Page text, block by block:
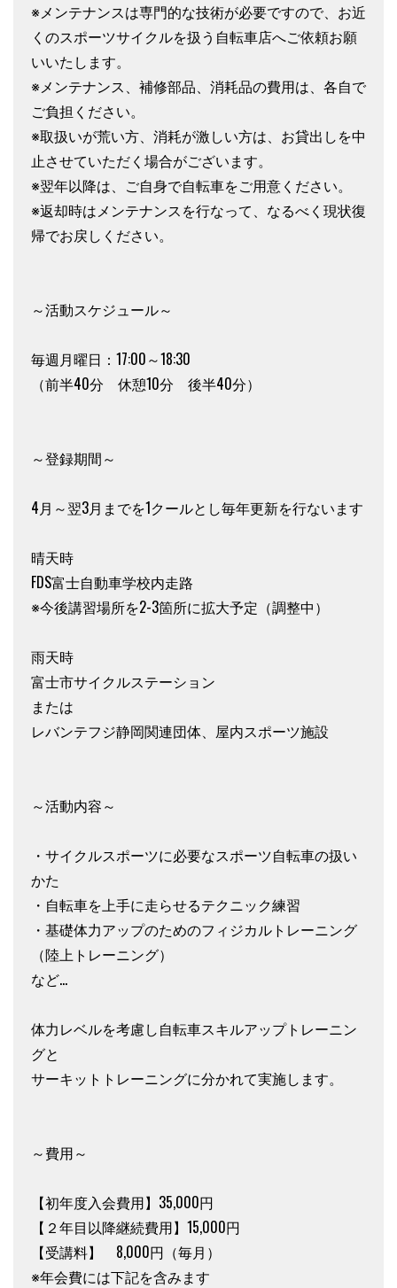
※メンテナンスは専門的な技術が必要ですので、お近
くのスポーツサイクルを扱う自転車店へご依頼お願
いいたします。
※メンテナンス、補修部品、消耗品の費用は、各自で
ご負担ください。
※取扱いが荒い方、消耗が激しい方は、お貸出しを中
止させていただく場合がございます。
※翌年以降は、ご自身で自転車をご用意ください。
※返却時はメンテナンスを行なって、なるべく現状復
帰でお戻しください。
～活動スケジュール～
毎週月曜日：17:00～18:30
（前半40分 休憩10分 後半40分）
～登録期間～
4月～翌3月までを1クールとし毎年更新を行ないます
晴天時
FDS富士自動車学校内走路
※今後講習場所を2-3箇所に拡大予定（調整中）
雨天時
富士市サイクルステーション
または
レバンテフジ静岡関連団体、屋内スポーツ施設
～活動内容～
・サイクルスポーツに必要なスポーツ自転車の扱い
かた
・自転車を上手に走らせるテクニック練習
・基礎体力アップのためのフィジカルトレーニング
（陸上トレーニング）
など…
体力レベルを考慮し自転車スキルアップトレーニン
グと
サーキットトレーニングに分かれて実施します。
～費用～
【初年度入会費用】35,000円
【２年目以降継続費用】15,000円
【受講料】 8,000円（毎月）
※年会費には下記を含みます